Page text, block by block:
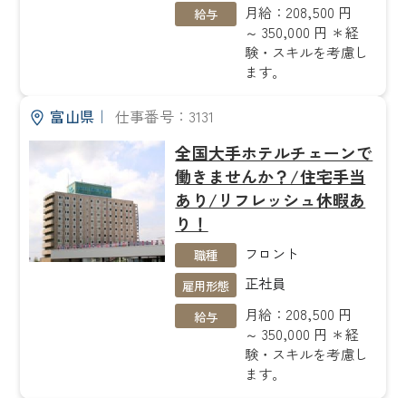
給与
月給：208,500 円
～ 350,000 円 ＊経
験・スキルを考慮し
ます。
富山県｜ 仕事番号：3131
全国大手ホテルチェーンで
働きませんか？/住宅手当
あり/リフレッシュ休暇あ
り！
職種 フロント
雇用形態 正社員
給与
月給：208,500 円
～ 350,000 円 ＊経
験・スキルを考慮し
ます。